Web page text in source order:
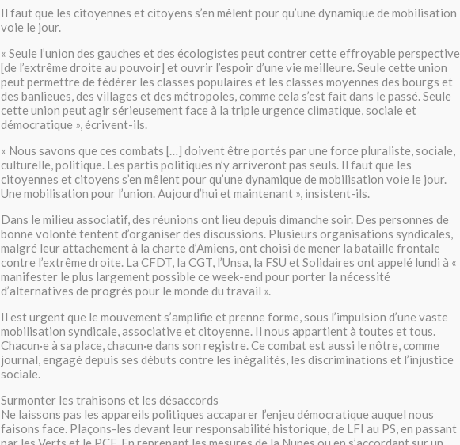
Il faut que les citoyennes et citoyens s’en mêlent pour qu’une dynamique de mobilisation
voie le jour.
« Seule l’union des gauches et des écologistes peut contrer cette effroyable perspective
[de l’extrême droite au pouvoir] et ouvrir l’espoir d’une vie meilleure. Seule cette union
peut permettre de fédérer les classes populaires et les classes moyennes des bourgs et
des banlieues, des villages et des métropoles, comme cela s’est fait dans le passé. Seule
cette union peut agir sérieusement face à la triple urgence climatique, sociale et
démocratique », écrivent-ils.
« Nous savons que ces combats […] doivent être portés par une force pluraliste, sociale,
culturelle, politique. Les partis politiques n’y arriveront pas seuls. Il faut que les
citoyennes et citoyens s’en mêlent pour qu’une dynamique de mobilisation voie le jour.
Une mobilisation pour l’union. Aujourd’hui et maintenant », insistent-ils.
Dans le milieu associatif, des réunions ont lieu depuis dimanche soir. Des personnes de
bonne volonté tentent d’organiser des discussions. Plusieurs organisations syndicales,
malgré leur attachement à la charte d’Amiens, ont choisi de mener la bataille frontale
contre l’extrême droite. La CFDT, la CGT, l’Unsa, la FSU et Solidaires ont appelé lundi à «
manifester le plus largement possible ce week-end pour porter la nécessité
d’alternatives de progrès pour le monde du travail ».
Il est urgent que le mouvement s’amplifie et prenne forme, sous l’impulsion d’une vaste
mobilisation syndicale, associative et citoyenne. Il nous appartient à toutes et tous.
Chacun·e à sa place, chacun·e dans son registre. Ce combat est aussi le nôtre, comme
journal, engagé depuis ses débuts contre les inégalités, les discriminations et l’injustice
sociale.
Surmonter les trahisons et les désaccords
Ne laissons pas les appareils politiques accaparer l’enjeu démocratique auquel nous
faisons face. Plaçons-les devant leur responsabilité historique, de LFI au PS, en passant